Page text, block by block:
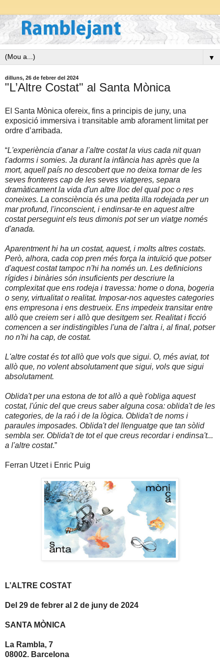
▼
dilluns, 26 de febrer del 2024
"L’Altre Costat" al Santa Mònica
El Santa Mònica ofereix, fins a principis de juny, una
exposició immersiva i transitable amb aforament limitat per
ordre d’arribada.
“L'experiència d'anar a l'altre costat la vius cada nit quan
t'adorms i somies. Ja durant la infància has après que la
mort, aquell país no descobert que no deixa tornar de les
seves fronteres cap de les seves viatgeres, separa
dramàticament la vida d'un altre lloc del qual poc o res
coneixes. La consciència és una petita illa rodejada per un
mar profund, l'inconscient, i endinsar-te en aquest altre
costat perseguint els teus dimonis pot ser un viatge només
d'anada.
Aparentment hi ha un costat, aquest, i molts altres costats.
Però, alhora, cada cop pren més força la intuïció que potser
d'aquest costat tampoc n'hi ha només un. Les definicions
rígides i binàries són insuficients per descriure la
complexitat que ens rodeja i travessa: home o dona, bogeria
o seny, virtualitat o realitat. Imposar-nos aquestes categories
ens empresona i ens destrueix. Ens impedeix transitar entre
allò que creiem ser i allò que desitgem ser. Realitat i ficció
comencen a ser indistingibles l'una de l'altra i, al final, potser
no n'hi ha cap, de costat.
L'altre costat és tot allò que vols que sigui. O, més aviat, tot
allò que, no volent absolutament que sigui, vols que sigui
absolutament.
Oblida't per una estona de tot allò a què t'obliga aquest
costat, l'únic del que creus saber alguna cosa: oblida't de les
categories, de la raó i de la lògica. Oblida't de noms i
paraules imposades. Oblida't del llenguatge que tan sòlid
sembla ser. Oblida't de tot el que creus recordar i endinsa't...
a l'altre costat.”
Ferran Utzet i Enric Puig
L’ALTRE COSTAT
Del 29 de febrer al 2 de juny de 2024
SANTA MÒNICA
La Rambla, 7
08002. Barcelona